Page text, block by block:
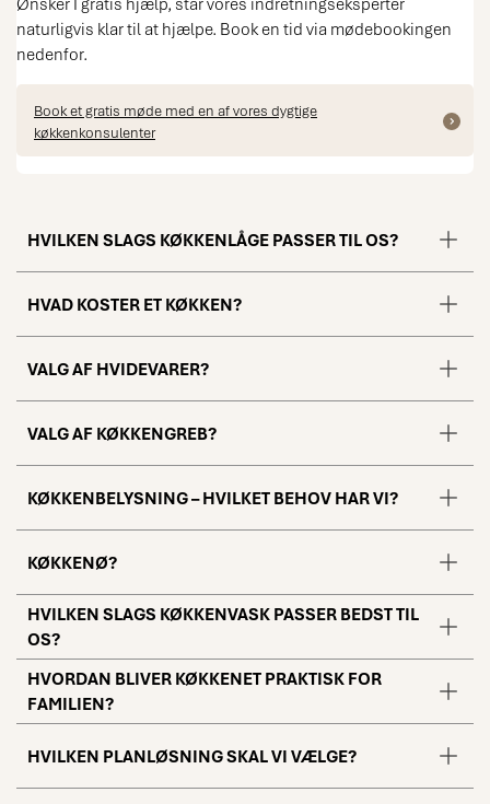
naturligvis klar til at hjælpe. Book en tid via mødebookingen
nedenfor.
Book et gratis møde med en af vores dygtige
køkkenkonsulenter
HVILKEN SLAGS KØKKENLÅGE PASSER TIL OS?
HVAD KOSTER ET KØKKEN?
VALG AF HVIDEVARER?
VALG AF KØKKENGREB?
KØKKENBELYSNING – HVILKET BEHOV HAR VI?
KØKKENØ?
HVILKEN SLAGS KØKKENVASK PASSER BEDST TIL
OS?
HVORDAN BLIVER KØKKENET PRAKTISK FOR
FAMILIEN?
HVILKEN PLANLØSNING SKAL VI VÆLGE?